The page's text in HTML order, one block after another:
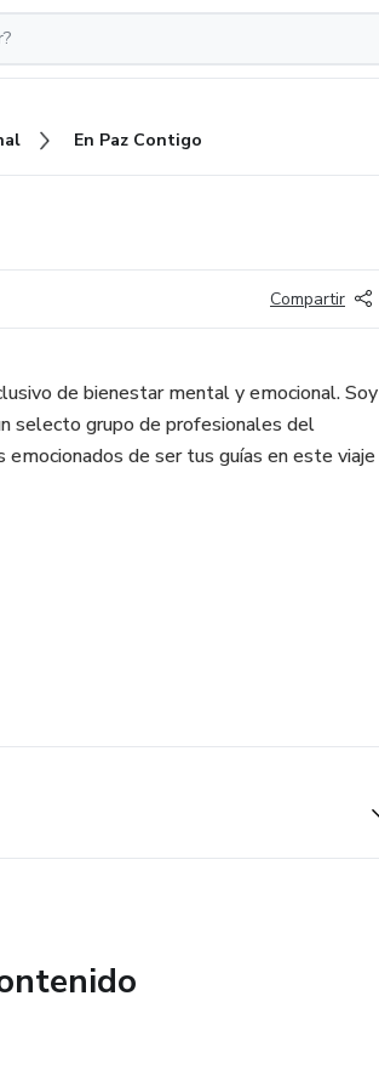
En Paz Contigo
Compartir
de bienestar mental y emocional. Soy
selecto grupo de profesionales del
de ser tus guías en este viaje